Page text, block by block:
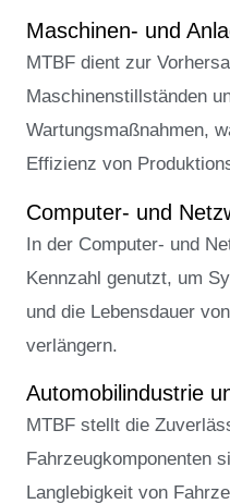
Maschinen- und
MTBF dient zur
Maschinenstillständen
Wartungsmaßnahmen,
Effizienz von
Computer- und
In der Computer- und
Kennzahl genutzt, um
und die Lebensdauer
verlängern.
Automobilindustrie
MTBF stellt die
Fahrzeugkomponenten
Langlebigkeit von